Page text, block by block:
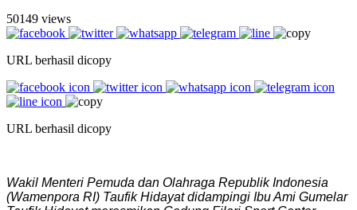
50149 views
URL berhasil dicopy
URL berhasil dicopy
Wakil Menteri Pemuda dan Olahraga Republik Indonesia
(Wamenpora RI) Taufik Hidayat didampingi Ibu Ami Gumelar